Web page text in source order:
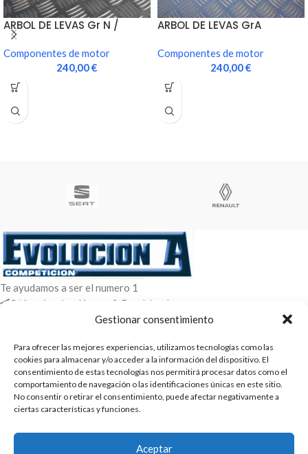
Gestionar consentimiento
Para ofrecer las mejores experiencias, utilizamos tecnologías como las
cookies para almacenar y/o acceder a la información del dispositivo. El
consentimiento de estas tecnologías nos permitirá procesar datos como el
comportamiento de navegación o las identificaciones únicas en este sitio.
No consentir o retirar el consentimiento, puede afectar negativamente a
ciertas características y funciones.
Aceptar
ARBOL DE LEVAS Gr N /
CALLE
Componentes de motor
240,00€
ARBOL DE LEVAS GrA
Componentes de motor
240,00€
Te ayudamos a ser el numero 1
C/ Arquimedes 61 nave 2. Fuenlabrada
WhatsApp +34 670604426
ENTRADAS RECIENTES
POLÍTICAS